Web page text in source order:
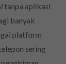
tanpa aplikasi
banyak
platform
sering